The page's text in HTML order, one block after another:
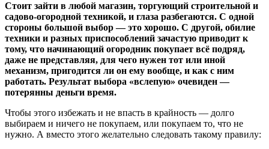
Стоит зайти в любой магазин, торгующий строительной и
садово-огородной техникой, и глаза разбегаются. С одной
стороны большой выбор — это хорошо. С другой, обилие
техники и разных приспособлений зачастую приводит к
тому, что начинающий огородник покупает всё подряд,
даже не представляя, для чего нужен тот или иной
механизм, пригодится ли он ему вообще, и как с ним
работать. Результат выбора «вслепую» очевиден —
потерянны деньги время.
Чтобы этого избежать и не впасть в крайность — долго
выбираем и ничего не покупаем, или покупаем то, что не
нужно. А вместо этого желательно следовать такому правилу: